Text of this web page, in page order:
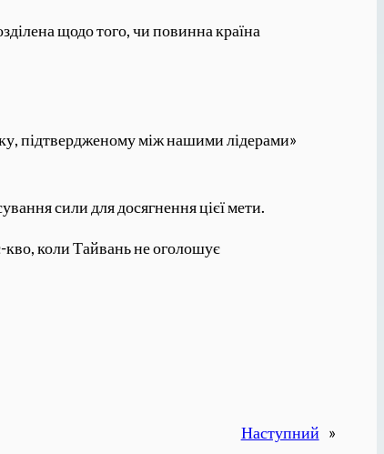
щодо того, чи повинна країна
підтвердженому між нашими лідерами»
сили для досягнення цієї мети.
кво, коли Тайвань не оголошує
Наступний »